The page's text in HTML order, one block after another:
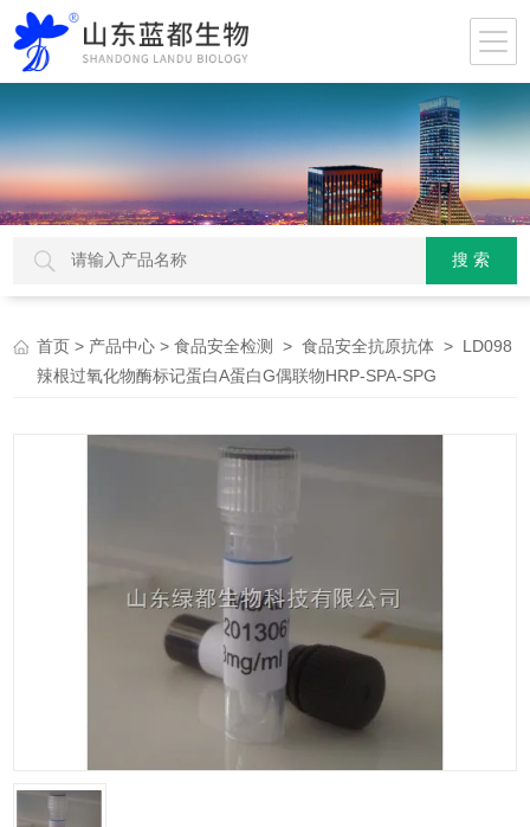
首页 > 产品中心 >食品安全检测 >食品安全抗原抗体 > LD098
辣根过氧化物酶标记蛋白A蛋白G偶联物HRP-SPA-SPG